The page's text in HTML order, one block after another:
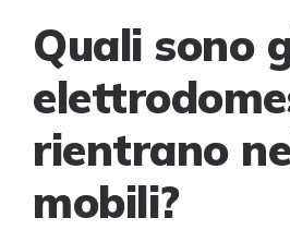
Quali sono
rientrano
mobili?